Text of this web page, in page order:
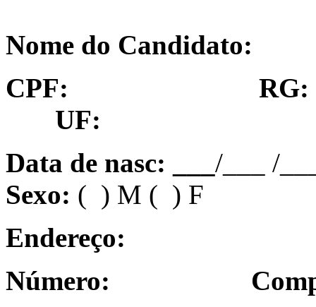
Nome do Candidato:
CPF: RG:
UF:
Data de nasc: ___ /___ /
Sexo: ( ) M ( ) F
Endereço:
Número: